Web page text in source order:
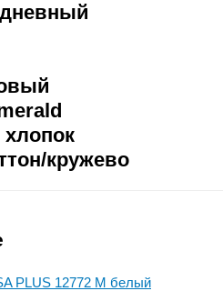
хлопок
кружево
PLUS 12772 M белый